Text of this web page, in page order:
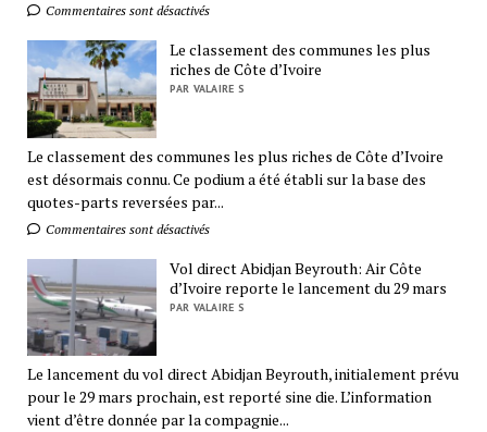
Commentaires sont désactivés
Le classement des communes les plus
riches de Côte d’Ivoire
PAR VALAIRE S
Le classement des communes les plus riches de Côte d’Ivoire
est désormais connu. Ce podium a été établi sur la base des
quotes-parts reversées par...
Commentaires sont désactivés
Vol direct Abidjan Beyrouth: Air Côte
d’Ivoire reporte le lancement du 29 mars
PAR VALAIRE S
Le lancement du vol direct Abidjan Beyrouth, initialement prévu
pour le 29 mars prochain, est reporté sine die. L’information
vient d’être donnée par la compagnie...